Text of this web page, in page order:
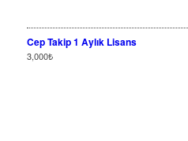
Cep Takip 1 Aylık Lisans
3,000₺